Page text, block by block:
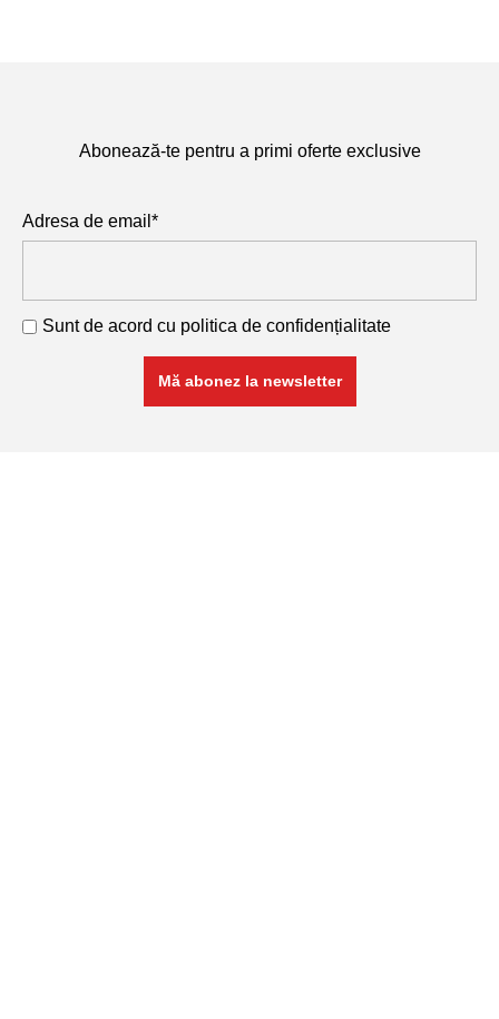
Abonează-te pentru a primi oferte exclusive
Adresa de email*
Sunt de acord cu politica de confidențialitate